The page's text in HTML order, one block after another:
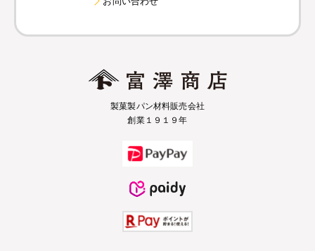
製菓製パン材料販売会社
創業１９１９年